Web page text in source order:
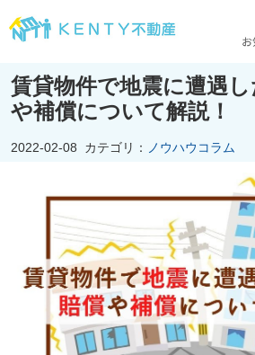
賃貸物件で地震に遭遇
や補償について解説！
2022-02-08 カテゴリ： ノウハウコラム